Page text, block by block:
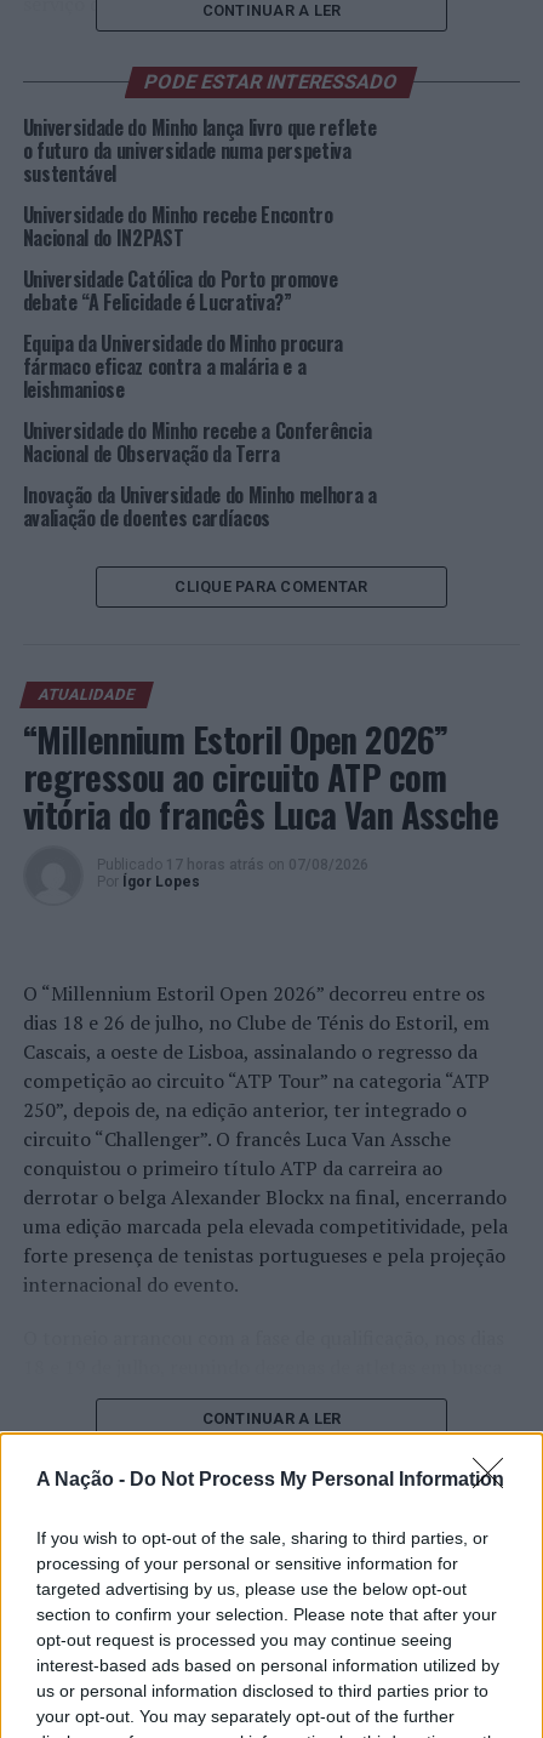
A Nação - Do Not Process My Personal Information
If you wish to opt-out of the sale, sharing to third parties, or
processing of your personal or sensitive information for
targeted advertising by us, please use the below opt-out
section to confirm your selection. Please note that after your
opt-out request is processed you may continue seeing
interest-based ads based on personal information utilized by
us or personal information disclosed to third parties prior to
your opt-out. You may separately opt-out of the further
e frequência do ensino superior por todos,
nomeadamente estudantes em situação vulnerável, com
necessidades especiais, deslocados ou a retomar a sua
formação. No novo mandato, prevê-se, ainda, a
realização de encontros, estudos, recomendações e
parcerias, entre outros projetos.
A RPE nasceu em 2020 e visa ser um fórum permanente
de transferência de conhecimentos e experiências na
área, partilhando também os princípios da Carta
Universal dos Direitos Humanos e do estado de direito. A
figura do Provedor do Estudante surgiu no país com o
Regime Jurídico das Instituições de Ensino Superior, em
2007. A nível internacional, existe por exemplo a Rede
Europeia de Provedores do Ensino Superior (ENOHE) e a
Rede IberoAmericana de Provedores Universitários
Rosa M. Vasconcelos é professora associada do
mundialIEEE Education Society.
Engenharia Têxtil e o doutoramento em Tecnologia e
Química Têxtil pela UMinho. Nesta instituição, presidiu,
igualmente, o Conselho de Cursos de Engenharia, o
Conselho Pedagógico da Escola de Engenharia e é, desde
2019, Provedora do Estudante.
Foto: UM.
PRÓXIMO
Universidade do Minho de portas abertas na Semana da
Ciência e da Tecnologia
NÃO PERCA
ERSAR premeia Câmara Municipal de Vila Franca de Xira
com Selo de Qualidade do Serviço de Gestão de Resíduos
Urbanos
CONTINUAR A LER
PODE ESTAR INTERESSADO
Universidade do Minho lança livro que reflete
o futuro da universidade numa perspetiva
sustentável
Universidade do Minho recebe Encontro
Nacional do IN2PAST
Universidade Católica do Porto promove
debate “A Felicidade é Lucrativa?”
Equipa da Universidade do Minho procura
fármaco eficaz contra a malária e a
leishmaniose
Universidade do Minho recebe a Conferência
Nacional de Observação da Terra
Inovação da Universidade do Minho melhora a
avaliação de doentes cardíacos
CLIQUE PARA COMENTAR
ATUALIDADE
“Millennium Estoril Open 2026”
regressou ao circuito ATP com
vitória do francês Luca Van Assche
Publicado 17 horas atrás on 07/08/2026
Por
Ígor Lopes
O “Millennium Estoril Open 2026” decorreu entre os
dias 18 e 26 de julho, no Clube de Ténis do Estoril, em
Cascais, a oeste de Lisboa, assinalando o regresso da
competição ao circuito “ATP Tour” na categoria “ATP
250”, depois de, na edição anterior, ter integrado o
circuito “Challenger”. O francês Luca Van Assche
conquistou o primeiro título ATP da carreira ao
derrotar o belga Alexander Blockx na final, encerrando
uma edição marcada pela elevada competitividade, pela
forte presença de tenistas portugueses e pela projeção
internacional do evento.
de um lugar no quadro principal. A cerimónia de
abertura contou com a presença do presidente da
acompanhado pelo executivo municipal, assinalando o
concelho no centro do calendário internacional do
ténis.
Apesar das desistências de última hora de jogadores
como Casper Ruud (Noruega), Alejandro Davidovich
Fokina (Espanha) e Matteo Arnaldi (Itália), a prova
apresentou um quadro competitivo de elevado nível,
CONTINUAR A LER
Castelo Branco: “Bienal
Internacional de Artes e Ofícios”
promete afirmar artesanato,
património e inovação como
“motores de desenvolvimento